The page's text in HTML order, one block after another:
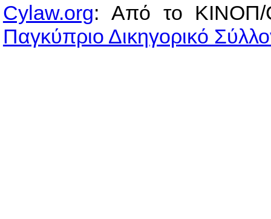
Cylaw.org: Από το
Παγκύπριο Δικηγορικό